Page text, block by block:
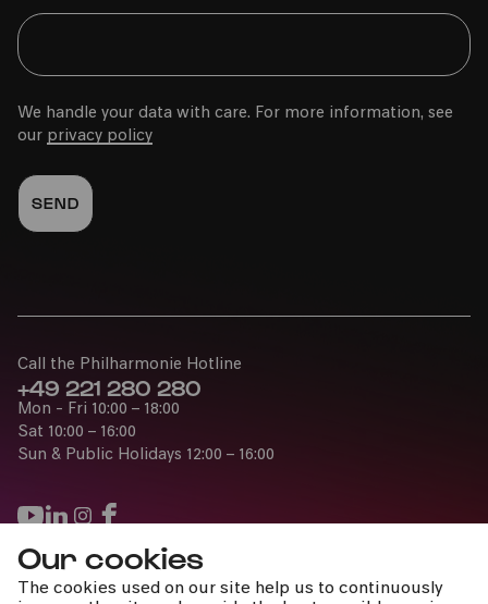
Our cookies
The cookies used on our site help us to continuously
We handle your data with care. For more information, see
our privacy policy
Press
Call the Philharmonie Hotline
+49 221 280 280
Mon - Fri 10:00 – 18:00
Sat 10:00 – 16:00
Sun & Public Holidays 12:00 – 16:00